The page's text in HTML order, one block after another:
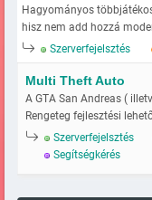
Hagyományos
hisz nem add hozzá
Szerverfejelsztés
Multi Theft Auto
A GTA San Andreas (
Rengeteg fejlesztési
Szerverfejelsztés
Segítségkérés